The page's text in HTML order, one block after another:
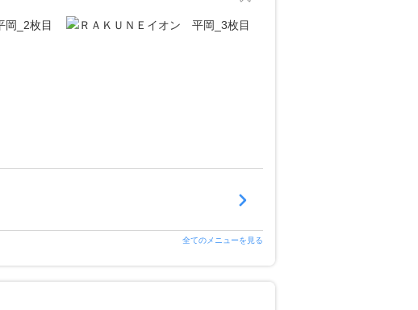
全てのメニューを見る